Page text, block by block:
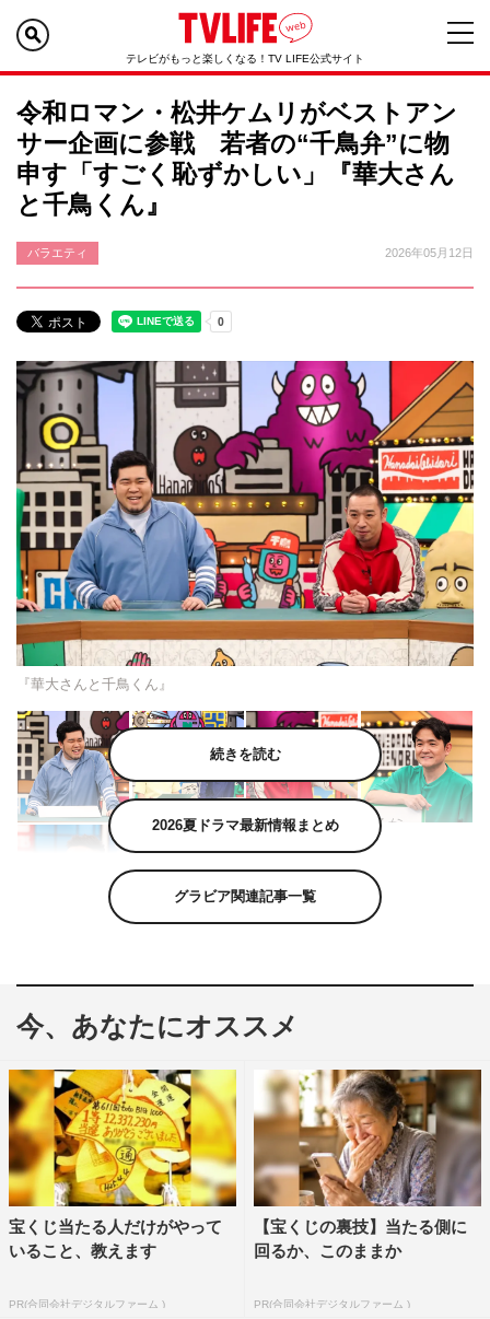
テレビがもっと楽しくなる！TV LIFE公式サイト
令和ロマン・松井ケムリがベストアン
サー企画に参戦 若者の“千鳥弁”に物
申す「すごく恥ずかしい」『華大さん
と千鳥くん』
バラエティ 2026年05月12日
『華大さんと千鳥くん』
ん』（カンテレ・フジテレビ系 午後10時～10時54分）
は、松井ケムリ（令和ロマン）をゲストに迎えて「満票だ
ったら100万円！『ザ・ベストアンサー』」に挑戦する。
今回は「満票だったら100万円！『ザ・ベストアンサ
ー』」に、令和ロマン・松井ケムリが参戦。博多華丸・大
吉、千鳥、かまいたち・山内健司を含めた6人が「若者の
ちょっと気になるアレ、1つだけ無くせるなら…何がベス
ト？」「サッカーワールドカップを盛り上げるために1つ
だけルールを追加…何がベスト？」「いつでもどこでも動
お題に対し、それぞれが「ベストアンサー」を考えてプレ
続きを読む
2026夏ドラマ最新情報まとめ
グラビア関連記事一覧
今、あなたにオススメ
宝くじ当たる人だけがやって
いること、教えます
PR(合同会社デジタルファーム )
【宝くじの裏技】当たる側に
回るか、このままか
PR(合同会社デジタルファーム )